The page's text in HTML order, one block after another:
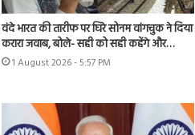
वंदे भारत की तारीफ पर घिरे सोनम वांगचुक ने दिया
करारा जवाब, बोले- सही को सही कहेंगे और…
1 August 2026 - 5:57 PM